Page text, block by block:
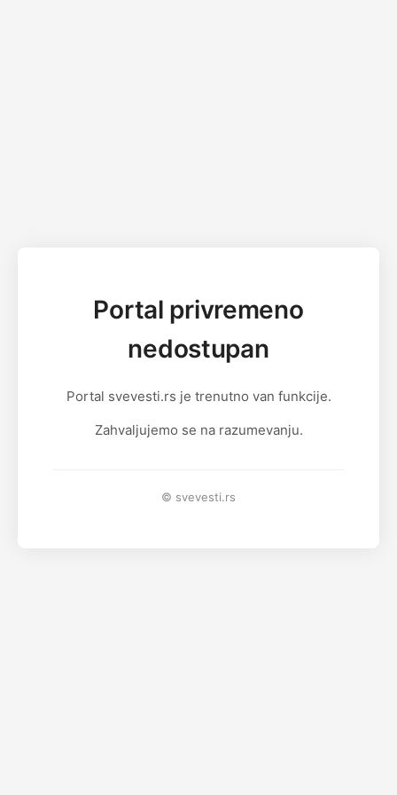
Portal privremeno
nedostupan
Portal svevesti.rs je trenutno van funkcije.
Zahvaljujemo se na razumevanju.
© svevesti.rs